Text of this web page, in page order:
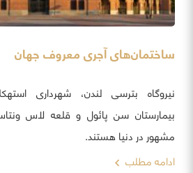
ساختمان‌های آجری معروف جهان
نیروگاه بترسی لندن، شهرداری
بیمارستان سن پائول و قلعه لاس
مشهور در دنیا هستند.
ادامه مطلب